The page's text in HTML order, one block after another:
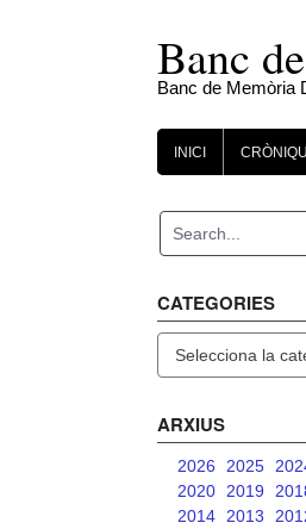
Banc
Banc de Memòria
INICI
CATEGORIES
ARXIUS
2026 2025
2020
2019
2014
2013